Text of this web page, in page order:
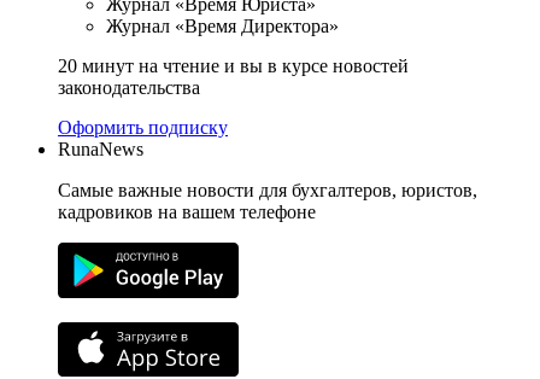
Журнал «Время Директора»
20 минут на чтение и вы в курсе новостей
законодательства
Оформить подписку
RunaNews
Самые важные новости для бухгалтеров, юристов,
кадровиков на вашем телефоне